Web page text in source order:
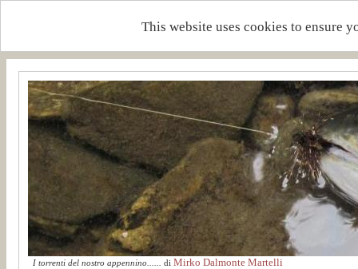
This website uses cookies to ensure
I torrenti del nostro appennino...... di Mirko Dalmonte Martelli